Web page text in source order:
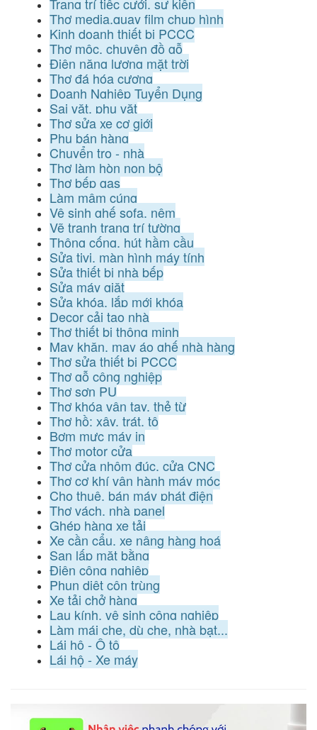
Thợ media,quay film chụp hình
Kinh doanh thiết bị PCCC
Thợ mộc, chuyên đồ gỗ
Điện năng lượng mặt trời
Thợ đá hóa cương
Doanh Nghiệp Tuyển Dụng
Sai vặt, phụ vặt
Thợ sửa xe cơ giới
Phụ bán hàng
Chuyển trọ - nhà
Thợ làm hòn non bộ
Thợ bếp gas
Làm mâm cúng
Vệ sinh ghế sofa, nệm
Vẽ tranh trang trí tường
Thông cống, hút hầm cầu
Sửa tivi, màn hình máy tính
Sửa thiết bị nhà bếp
Sửa máy giặt
Sửa khóa, lắp mới khóa
Decor cải tạo nhà
Thợ thiết bị thông minh
May khăn, may áo ghế nhà hàng
Thợ sửa thiết bị PCCC
Thợ gỗ công nghiệp
Thợ sơn PU
Thợ khóa vân tay, thẻ từ
Thợ hồ: xây, trát, tô
Bơm mực máy in
Thợ motor cửa
Thợ cửa nhôm đúc, cửa CNC
Thợ cơ khí vận hành máy móc
Cho thuê, bán máy phát điện
Thợ vách, nhà panel
Ghép hàng xe tải
Xe cần cẩu, xe nâng hàng hoá
San lấp mặt bằng
Điện công nghiệp
Phun diệt côn trùng
Xe tải chở hàng
Lau kính, vệ sinh công nghiệp
Làm mái che, dù che, nhà bạt...
Lái hộ - Ô tô
Lái hộ - Xe máy